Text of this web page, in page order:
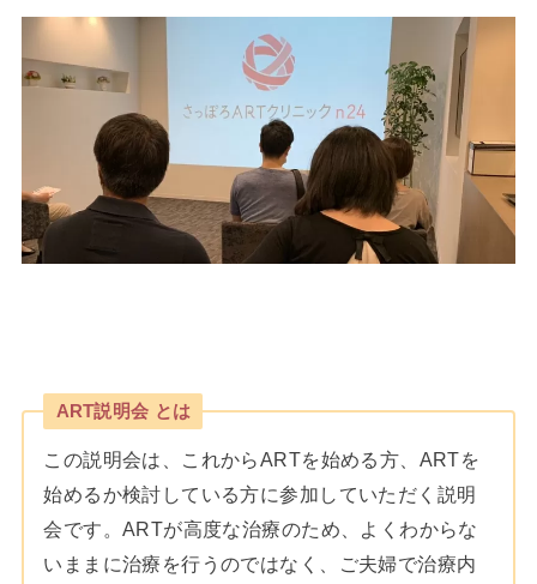
ART説明会 とは
この説明会は、これからARTを始める方、ARTを
始めるか検討している方に参加していただく説明
会です。ARTが高度な治療のため、よくわからな
いままに治療を行うのではなく、ご夫婦で治療内